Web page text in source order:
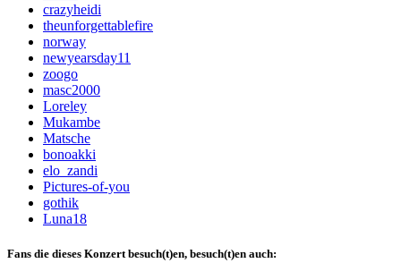
crazyheidi
theunforgettablefire
norway
newyearsday11
zoogo
masc2000
Loreley
Mukambe
Matsche
bonoakki
elo_zandi
Pictures-of-you
gothik
Luna18
Fans die dieses Konzert besuch(t)en, besuch(t)en auch: